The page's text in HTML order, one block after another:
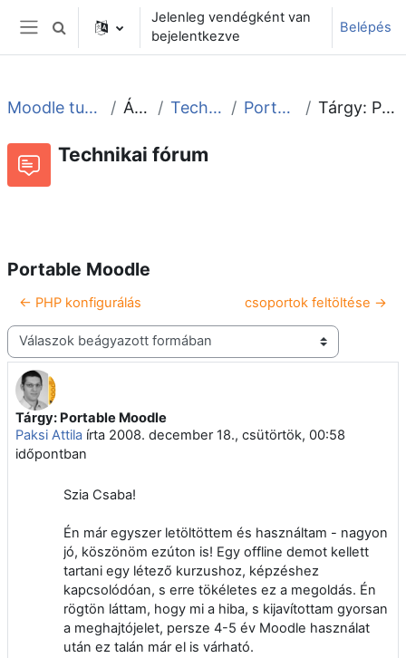
Tovább a fő tartalomhoz
Oldalpanel
Keresési bemeneti adatok váltása
Jelenleg vendégként van
bejelentkezve
Belépés
Moodle tudástár és fórum Általános Technikai fórum Portable Moodle Tárgy: Portable Moodle
Technikai fórum
Portable Moodle
← PHP konfigurálás csoportok feltöltése →
Megjelenítési mód
Tárgy: Portable Moodle
Paksi Attila írta 2008. december 18., csütörtök, 00:58
időpontban
Válaszok szám: 0
Szia Csaba!
Én már egyszer letöltöttem és használtam - nagyon
jó, köszönöm ezúton is! Egy offline demot kellett
tartani egy létező kurzushoz, képzéshez
kapcsolódóan, s erre tökéletes ez a megoldás. Én
rögtön láttam, hogy mi a hiba, s kijavítottam gyorsan
a meghajtójelet, persze 4-5 év Moodle használat
után ez talán már el is várható.